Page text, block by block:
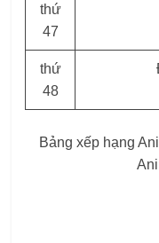
thứ
47
thứ
48
Bảng xếp hạng